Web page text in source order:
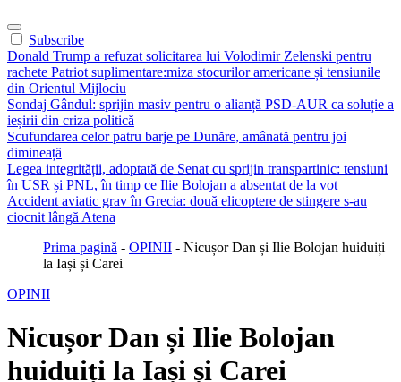
Subscribe
Donald Trump a refuzat solicitarea lui Volodimir Zelenski pentru
rachete Patriot suplimentare:miza stocurilor americane și tensiunile
din Orientul Mijlociu
Sondaj Gândul: sprijin masiv pentru o alianță PSD-AUR ca soluție a
ieșirii din criza politică
Scufundarea celor patru barje pe Dunăre, amânată pentru joi
dimineață
Legea integrității, adoptată de Senat cu sprijin transpartinic: tensiuni
în USR și PNL, în timp ce Ilie Bolojan a absentat de la vot
Accident aviatic grav în Grecia: două elicoptere de stingere s-au
ciocnit lângă Atena
Prima pagină - OPINII - Nicușor Dan și Ilie Bolojan huiduiți
la Iași și Carei
OPINII
Nicușor Dan și Ilie Bolojan
huiduiți la Iași și Carei